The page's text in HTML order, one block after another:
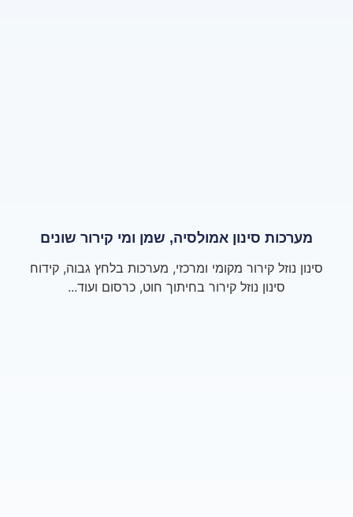
מערכות סינון אמולסיה, שמן ומי קירור שונים
סינון נוזל קירור מקומי ומרכזי, מערכות בלחץ גבוה, קידוח
סינון נוזל קירור בחיתוך חוט, כרסום ועוד...